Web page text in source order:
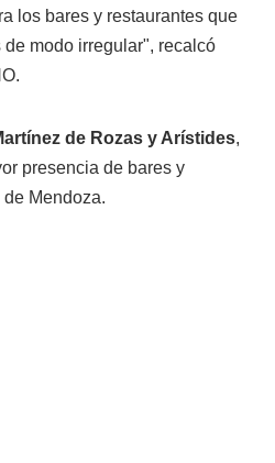
los bares y restaurantes que
modo irregular", recalcó
de Rozas y Arístides,
presencia de bares y
Mendoza.